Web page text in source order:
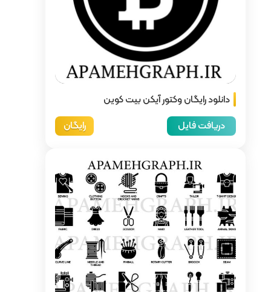
بیت کوین
رایگان